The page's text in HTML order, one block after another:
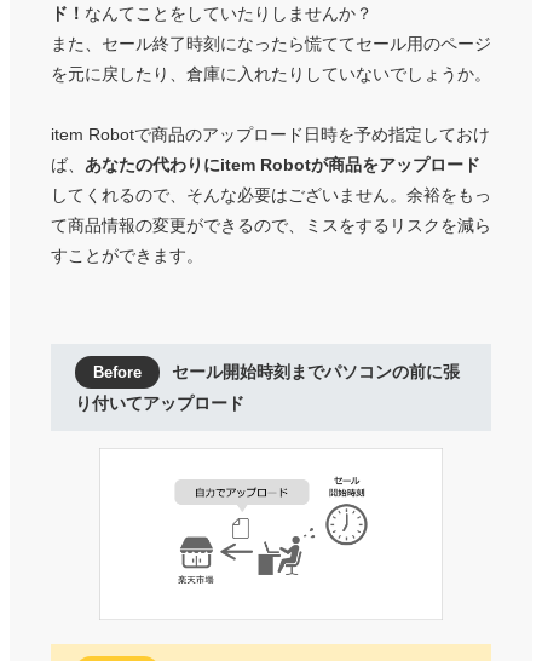
ド！ なんてことをしていたりしませんか？
また、セール終了時刻になったら慌ててセール用のページ
を元に戻したり、倉庫に入れたりしていないでしょうか。
item Robotで商品のアップロード日時を予め指定しておけ
ば、 あなたの代わりにitem Robotが商品をアップロード
してくれるので、そんな必要はございません。余裕をもっ
て商品情報の変更ができるので、ミスをするリスクを減ら
すことができます。
セール開始時刻までパソコンの前に張
り付いてアップロード